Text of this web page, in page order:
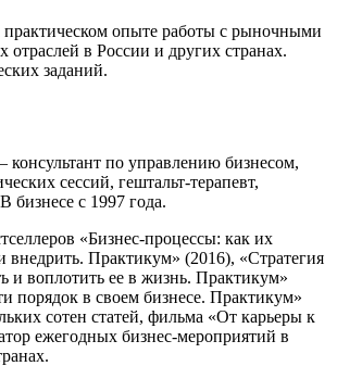
практическом опыте работы с рыночными
отраслей в России и других странах.
заданий.
по управлению бизнесом,
сессий, гештальт-терапевт,
бизнесе с 1997 года.
«Бизнес-процессы: как их
внедрить. Практикум» (2016), «Стратегия
и воплотить ее в жизнь. Практикум»
порядок в своем бизнесе. Практикум»
сотен статей, фильма «От карьеры к
ежегодных бизнес-мероприятий в